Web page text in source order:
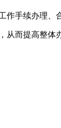
手续办理、
而提高整体